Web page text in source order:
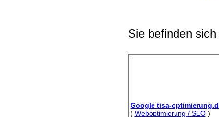
Sie befinden
Google tisa-
( Weboptimierung / SEO)